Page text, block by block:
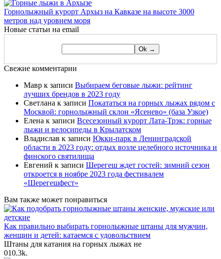
Горнолыжный курорт Архыз на Кавказе на высоте 3000
метров над уровнем моря
Новые статьи на email
Свежие комментарии
Мавр к записи Выбираем беговые лыжи: рейтинг
лучших брендов в 2023 году
Светлана к записи Покататься на горных лыжах рядом с
Москвой: горнолыжный склон «Ясенево» (база Узкое)
Елена к записи Всесезонный курорт Лата-Трэк: горные
лыжи и велосипеды в Крылатском
Владислав к записи Юкки-парк в Ленинградской
области в 2023 году: отдых возле целебного источника и
финского святилища
Евгений к записи Шерегеш ждет гостей: зимний сезон
откроется в ноябре 2023 года фестивалем
«Шерегешфест»
Вам также может понравиться
Как правильно выбирать горнолыжные штаны для мужчин,
женщин и детей: катаемся с удовольствием
Штаны для катания на горных лыжах не
010.3k.